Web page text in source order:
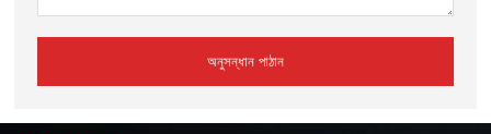
অনুসন্ধান পাঠান